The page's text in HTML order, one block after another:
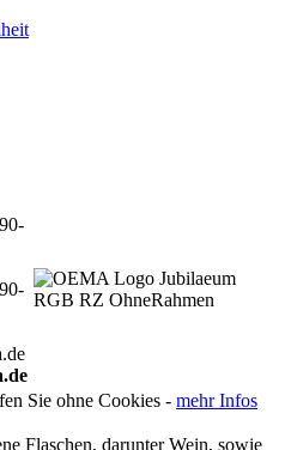
Sie ohne Cookies - mehr Infos